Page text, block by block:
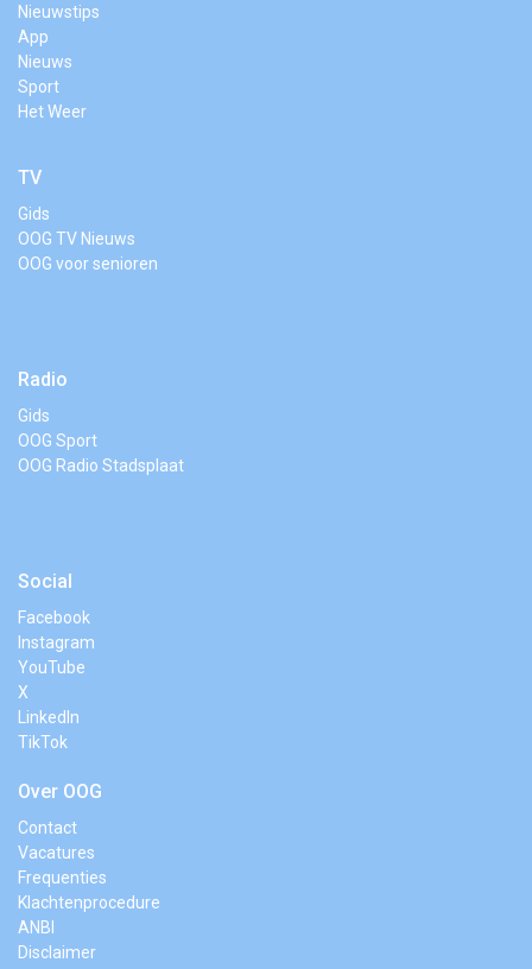
Nieuwstips
App
Nieuws
Sport
Het Weer
TV
Gids
OOG TV Nieuws
OOG voor senioren
Radio
Gids
OOG Sport
OOG Radio Stadsplaat
Social
Facebook
Instagram
YouTube
X
LinkedIn
TikTok
Over OOG
Contact
Vacatures
Frequenties
Klachtenprocedure
ANBI
Disclaimer